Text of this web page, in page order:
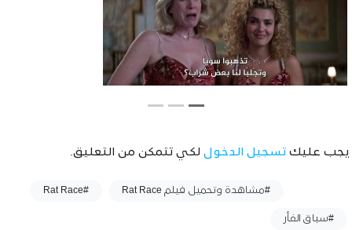
يجب عليك تسجيل الدخول لكي تتمكن من التعليق.
#مشاهدة وتحميل فيلم Rat Race #Rat Race
#سباق الفأر